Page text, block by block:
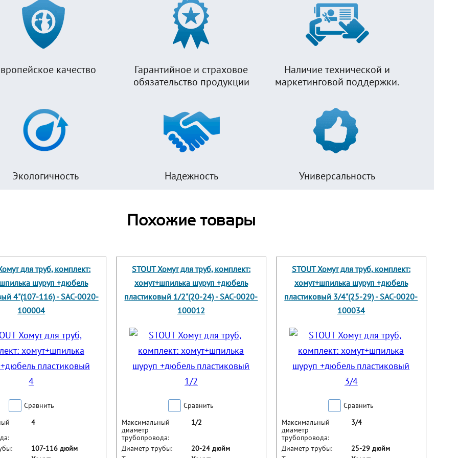
качество
Гарантийное и страховое
обязательство продукции
Наличие технической и
маркетинговой поддержки.
Экологичность Надежность Универсальность
Похожие товары
для труб, комплект:
шуруп +дюбель
4"(107-116) - SAC-0020-
100004
Сравнить
4
107-116 дюйм
STOUT Хомут для труб, комплект:
хомут+шпилька шуруп +дюбель
пластиковый 1/2"(20-24) - SAC-0020-
100012
Сравнить
Максимальный
диаметр
трубопровода:
1/2
Диаметр трубы:
20-24 дюйм
STOUT Хомут для труб, комплект:
хомут+шпилька шуруп +дюбель
пластиковый 3/4"(25-29) - SAC-0020-
100034
Сравнить
Максимальный
диаметр
трубопровода:
3/4
Диаметр трубы:
25-29 дюйм